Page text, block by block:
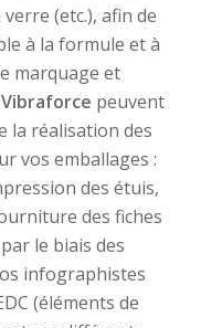
(etc.), afin de
à la formule et à
marquage et
Vibraforce peuvent
la réalisation des
vos emballages :
des étuis,
des fiches
le biais des
infographistes
(éléments de